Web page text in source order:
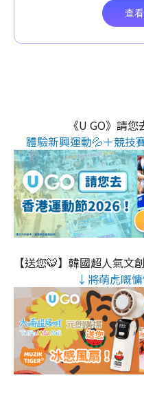
《U GO》請
體驗新興運動💦＋競技
【送您🐯】韓國超人氣文
↓將萌虎嘅